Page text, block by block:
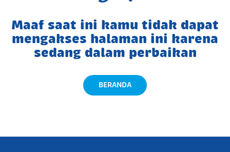
Maaf saat ini kamu tidak dapat
mengakses halaman ini karena
sedang dalam perbaikan
BERANDA